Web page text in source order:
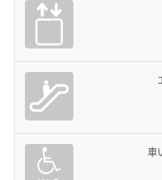
歩いて巡拝（まいる）知多四国
企業情報
サステナビリティ 車